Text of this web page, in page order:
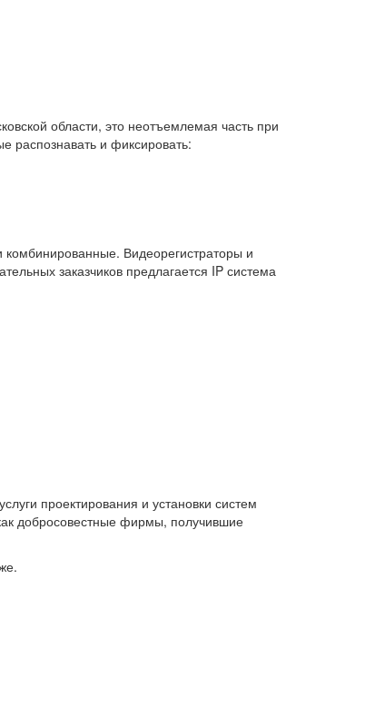
области, это неотъемлемая часть при
распознавать и фиксировать:
Видеорегистраторы и
заказчиков предлагается IP система
проектирования и установки систем
добросовестные фирмы, получившие